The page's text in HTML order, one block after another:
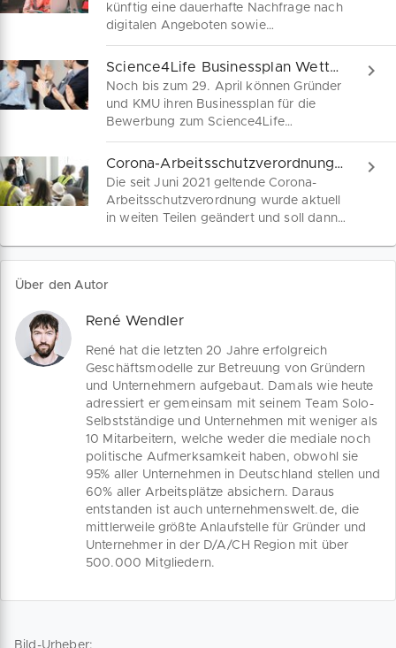
künftig eine dauerhafte Nachfrage nach
digitalen Angeboten sowie
Möglichkeiten Waren und
Dienstleistungen online zu kaufen.
Deshalb haben sie laut dem aktuellen
KfW Digitalisierungsbericht trotz aller
Schwierigkeiten der Krise die Aktivitäten
ihrer Digitalisierung erhöht. International
Science4Life Businessplan Wettbewerb: Jetzt noch bewerben
Noch bis zum 29. April können Gründer
und KMU ihren Businessplan für die
Bewerbung zum Science4Life
Businessplanwettbewerbs einreichen
und lukrative Preisgelder gewinnen.
Ideen aus den Bereichen Clean and
Green Tech, Biotechnologie, Pharma,
Gesundheitswesen, Digitalisierung,
Energiewirtschaft, Sektorenkopplung
oder IoT stehen dabei im Mittelpunkt.
Corona-Arbeitsschutzverordnung: Was du als Unternehmer jetzt beachten musst
Die seit Juni 2021 geltende Corona-
Arbeitsschutzverordnung wurde aktuell
in weiten Teilen geändert und soll dann
bleibt die Corona-Informationspflicht
bestehen. Wir geben dir einen
Über den Autor
René Wendler
René hat die letzten 20 Jahre erfolgreich
Geschäftsmodelle zur Betreuung von Gründern
und Unternehmern aufgebaut. Damals wie heute
adressiert er gemeinsam mit seinem Team Solo-
Selbstständige und Unternehmen mit weniger als
10 Mitarbeitern, welche weder die mediale noch
politische Aufmerksamkeit haben, obwohl sie
95% aller Unternehmen in Deutschland stellen und
60% aller Arbeitsplätze absichern. Daraus
entstanden ist auch unternehmenswelt.de, die
mittlerweile größte Anlaufstelle für Gründer und
Unternehmer in der D/A/CH Region mit über
500.000 Mitgliedern.
Bild-Urheber: